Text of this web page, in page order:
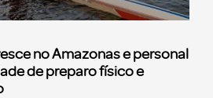
no Amazonas e personal
de preparo físico e